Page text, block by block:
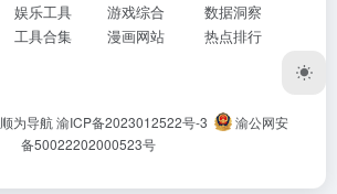
娱乐工具
工具合集
游戏综合
漫画网站
数据洞察
热点排行
顺为导航渝ICP备2023012522号-3
渝公网安
备50022202000523号